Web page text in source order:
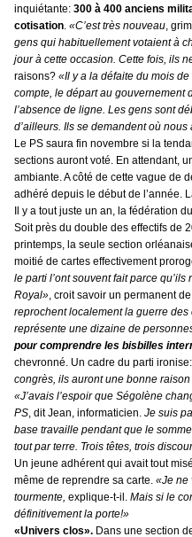
inquiétante: 300 à 400 anciens
cotisation. «C’est très nouveau,
gens qui habituellement votaient à
jour à cette occasion. Cette fois, ils
raisons? «Il y a la défaite du mois
compte, le départ au gouvernement
l’absence de ligne. Les gens sont
d’ailleurs. Ils se demandent où nous
Le PS saura fin novembre si la
sections auront voté. En attendant,
ambiante. A côté de cette vague de
adhéré depuis le début de l’année.
Il y a tout juste un an, la fédération du
Soit près du double des effectifs de
printemps, la seule section
moitié de cartes effectivement
le parti l’ont souvent fait parce
Royal», croit savoir un permanent
reprochent localement la guerre
représente une dizaine de
pour comprendre les bisbilles
chevronné. Un cadre du parti ironise:
congrès, ils auront une bonne
«J’avais l’espoir que Ségolène
PS, dit Jean, informaticien. Je suis
base travaille pendant que le
tout par terre. Trois têtes, trois
Un jeune adhérent qui avait tout
même de reprendre sa carte. «Je ne
tourmente, explique-t-il. Mais si le
définitivement la porte!»
«Univers clos». Dans une section